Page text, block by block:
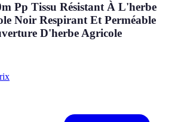
Pp Tissu Résistant À L'herbe
Noir Respirant Et Perméable
D'herbe Agricole